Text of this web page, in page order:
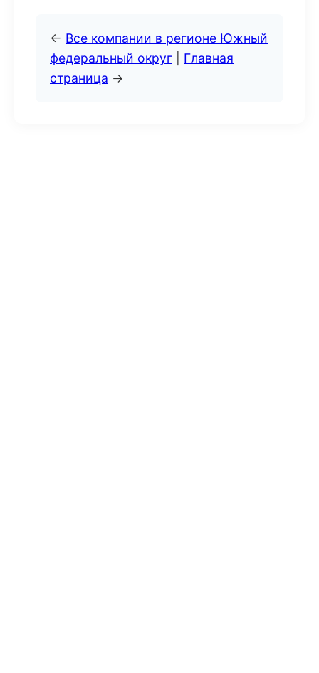
← Все компании в регионе Южный
федеральный округ
Главная
страница →